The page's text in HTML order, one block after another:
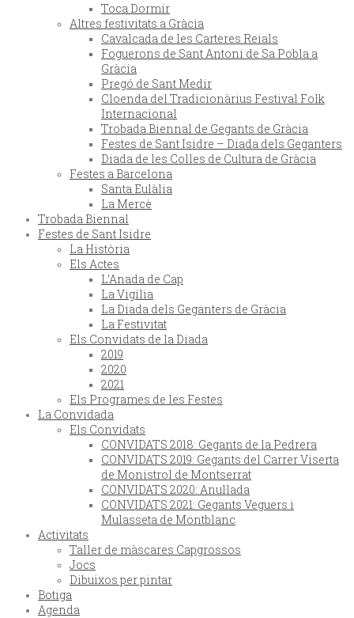
Toca Dormir
Altres festivitats a Gràcia
Cavalcada de les Carteres Reials
Foguerons de Sant Antoni de Sa Pobla a
Gràcia
Pregó de Sant Medir
Cloenda del Tradicionàrius Festival Folk
Internacional
Trobada Biennal de Gegants de Gràcia
Festes de Sant Isidre – Diada dels Geganters
Diada de les Colles de Cultura de Gràcia
Festes a Barcelona
Santa Eulàlia
La Mercè
Trobada Biennal
Festes de Sant Isidre
La Història
Els Actes
L’Anada de Cap
La Vigília
La Diada dels Geganters de Gràcia
La Festivitat
Els Convidats de la Diada
2019
2020
2021
Els Programes de les Festes
La Convidada
Els Convidats
CONVIDATS 2018: Gegants de la Pedrera
CONVIDATS 2019: Gegants del Carrer Viserta
de Monistrol de Montserrat
CONVIDATS 2020: Anul·lada
CONVIDATS 2021: Gegants Veguers i
Mulasseta de Montblanc
Activitats
Taller de màscares Capgrossos
Jocs
Dibuixos per pintar
Botiga
Agenda